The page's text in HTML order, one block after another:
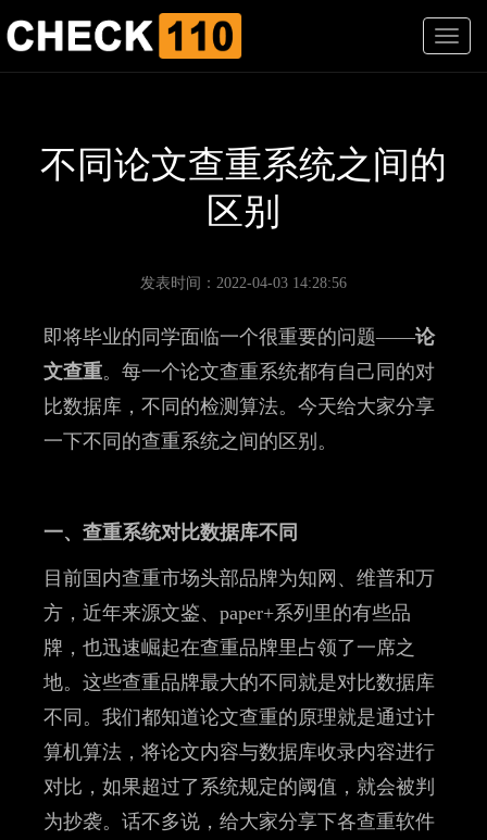
T
o
不同论文查重系统之间的
区别
发表时间：2022-04-03 14:28:56
即将毕业的同学面临一个很重要的问题——论
文查重。每一个论文查重系统都有自己同的对
比数据库，不同的检测算法。今天给大家分享
一下不同的查重系统之间的区别。
一、查重系统对比数据库不同
目前国内查重市场头部品牌为知网、维普和万
方，近年来源文鉴、paper+系列里的有些品
牌，也迅速崛起在查重品牌里占领了一席之
地。这些查重品牌最大的不同就是对比数据库
不同。我们都知道论文查重的原理就是通过计
算机算法，将论文内容与数据库收录内容进行
对比，如果超过了系统规定的阈值，就会被判
为抄袭。话不多说，给大家分享下各查重软件